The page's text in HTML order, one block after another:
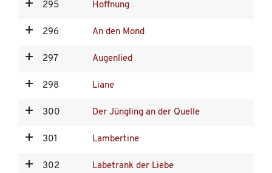
295 Hoffnung
296 An den Mond
297 Augenlied
298 Liane
300 Der Jüngling an der Quelle
301 Lambertine
302 Labetrank der Liebe